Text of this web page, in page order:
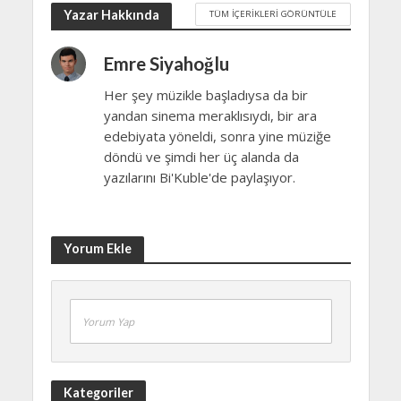
Yazar Hakkında TÜM İÇERIKLERI GÖRÜNTÜLE
Emre Siyahoğlu
Her şey müzikle başladıysa da bir
yandan sinema meraklısıydı, bir ara
edebiyata yöneldi, sonra yine müziğe
döndü ve şimdi her üç alanda da
yazılarını Bi'Kuble'de paylaşıyor.
Yorum Ekle
Yorum Yap
Kategoriler